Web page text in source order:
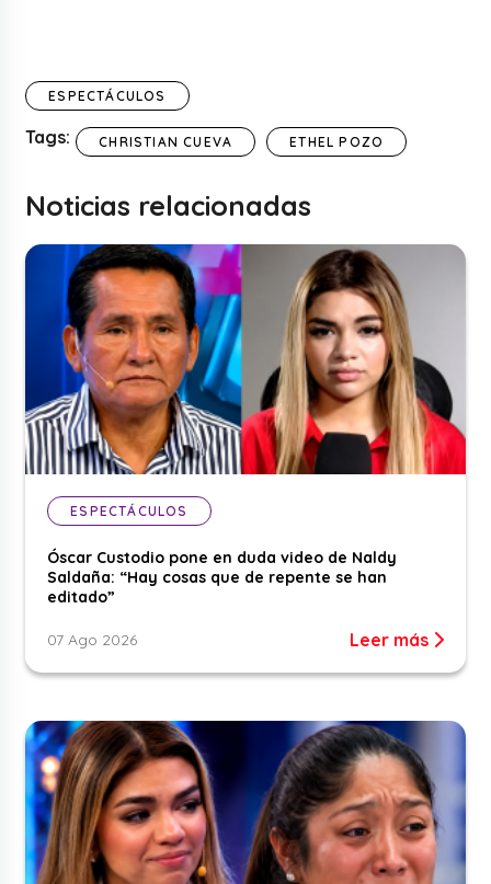
ESPECTÁCULOS
Tags: CHRISTIAN CUEVA ETHEL POZO
Noticias relacionadas
ESPECTÁCULOS
Óscar Custodio pone en duda video de Naldy
Saldaña: “Hay cosas que de repente se han
editado”
07 Ago 2026 Leer más